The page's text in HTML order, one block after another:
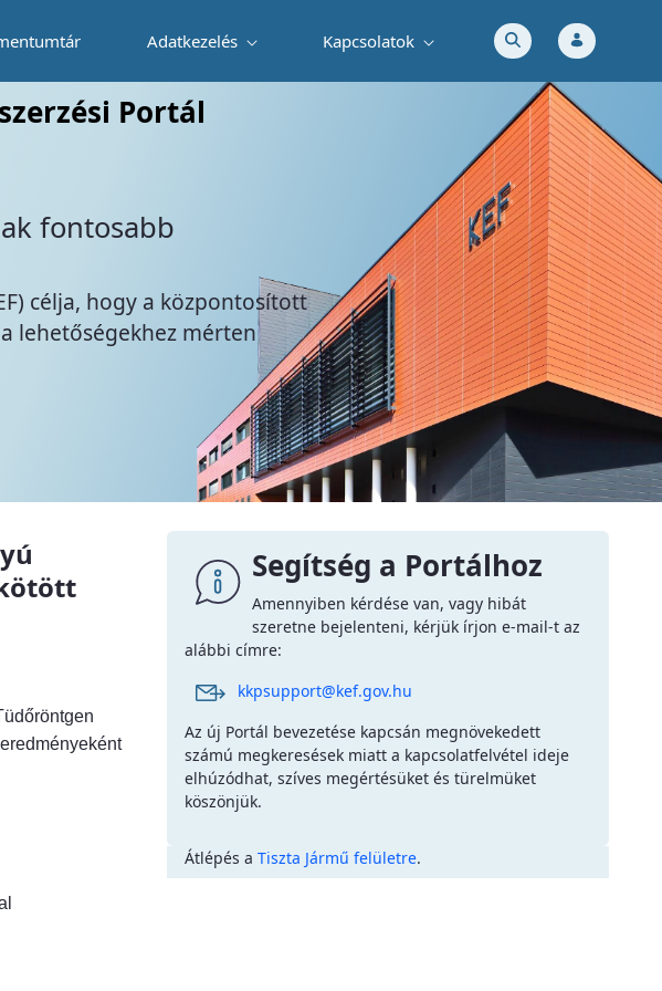
Adatkezelés Kapcsolatok
közbeszerzési eljárás eredményeként
Portál
járművek beszerzésének az alacsony
érdekében történő előmozdításáról szóló 397/
szervezeteket, hogy a 2022. október 23. napján hatályba
alacsony kibocsátású mobilitás támogatása érdekében történő
rendelet (a továbbiakban: Korm. ...
Segítség a Portálhoz
Amennyiben kérdése van, vagy hibát
szeretne bejelenteni, kérjük írjon e-mail-t az
alábbi címre:
kkpsupport@kef.gov.hu
Az új Portál bevezetése kapcsán megnövekedett
számú megkeresések miatt a kapcsolatfelvétel ideje
elhúzódhat, szíves megértésüket és türelmüket
köszönjük.
Átlépés a Tiszta Jármű felületre.